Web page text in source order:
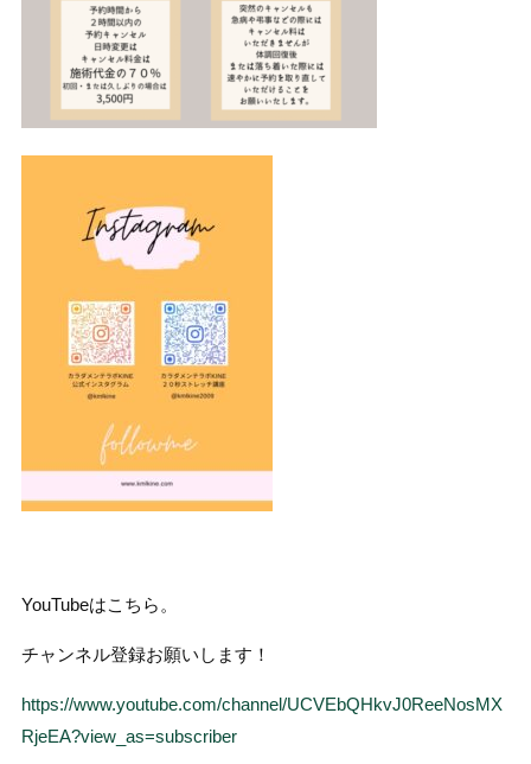
YouTubeはこちら。
チャンネル登録お願いします！
https://www.youtube.com/channel/UCVEbQHkvJ0ReeNosMX
RjeEA?view_as=subscriber